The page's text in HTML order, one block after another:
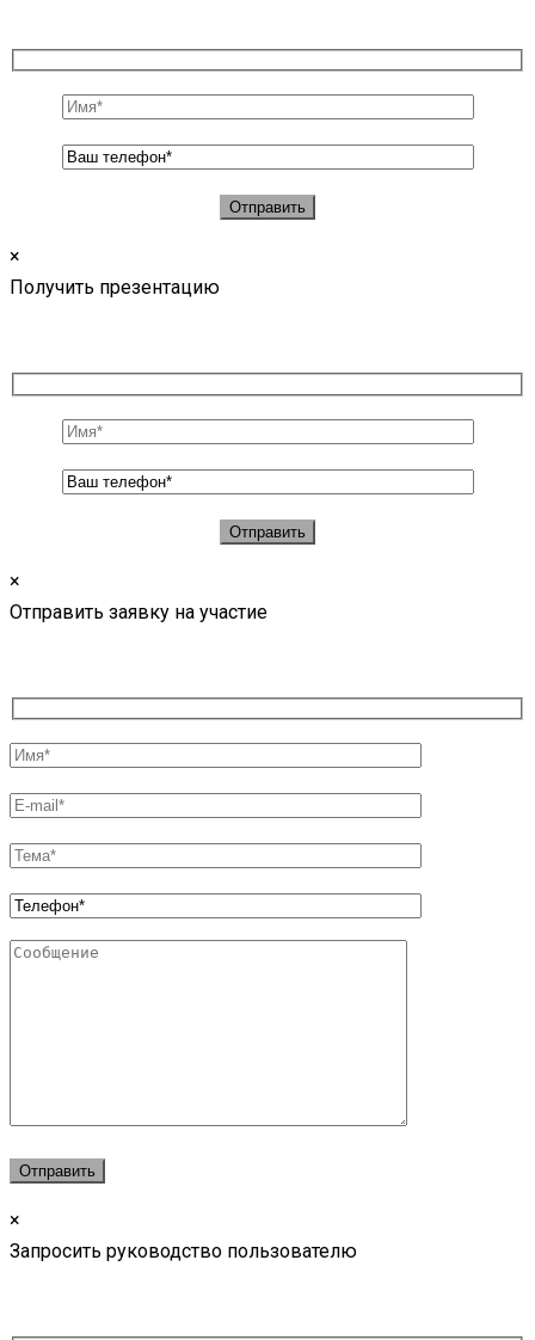
×
Получить презентацию
×
Отправить заявку на участие
×
Запросить руководство пользователю